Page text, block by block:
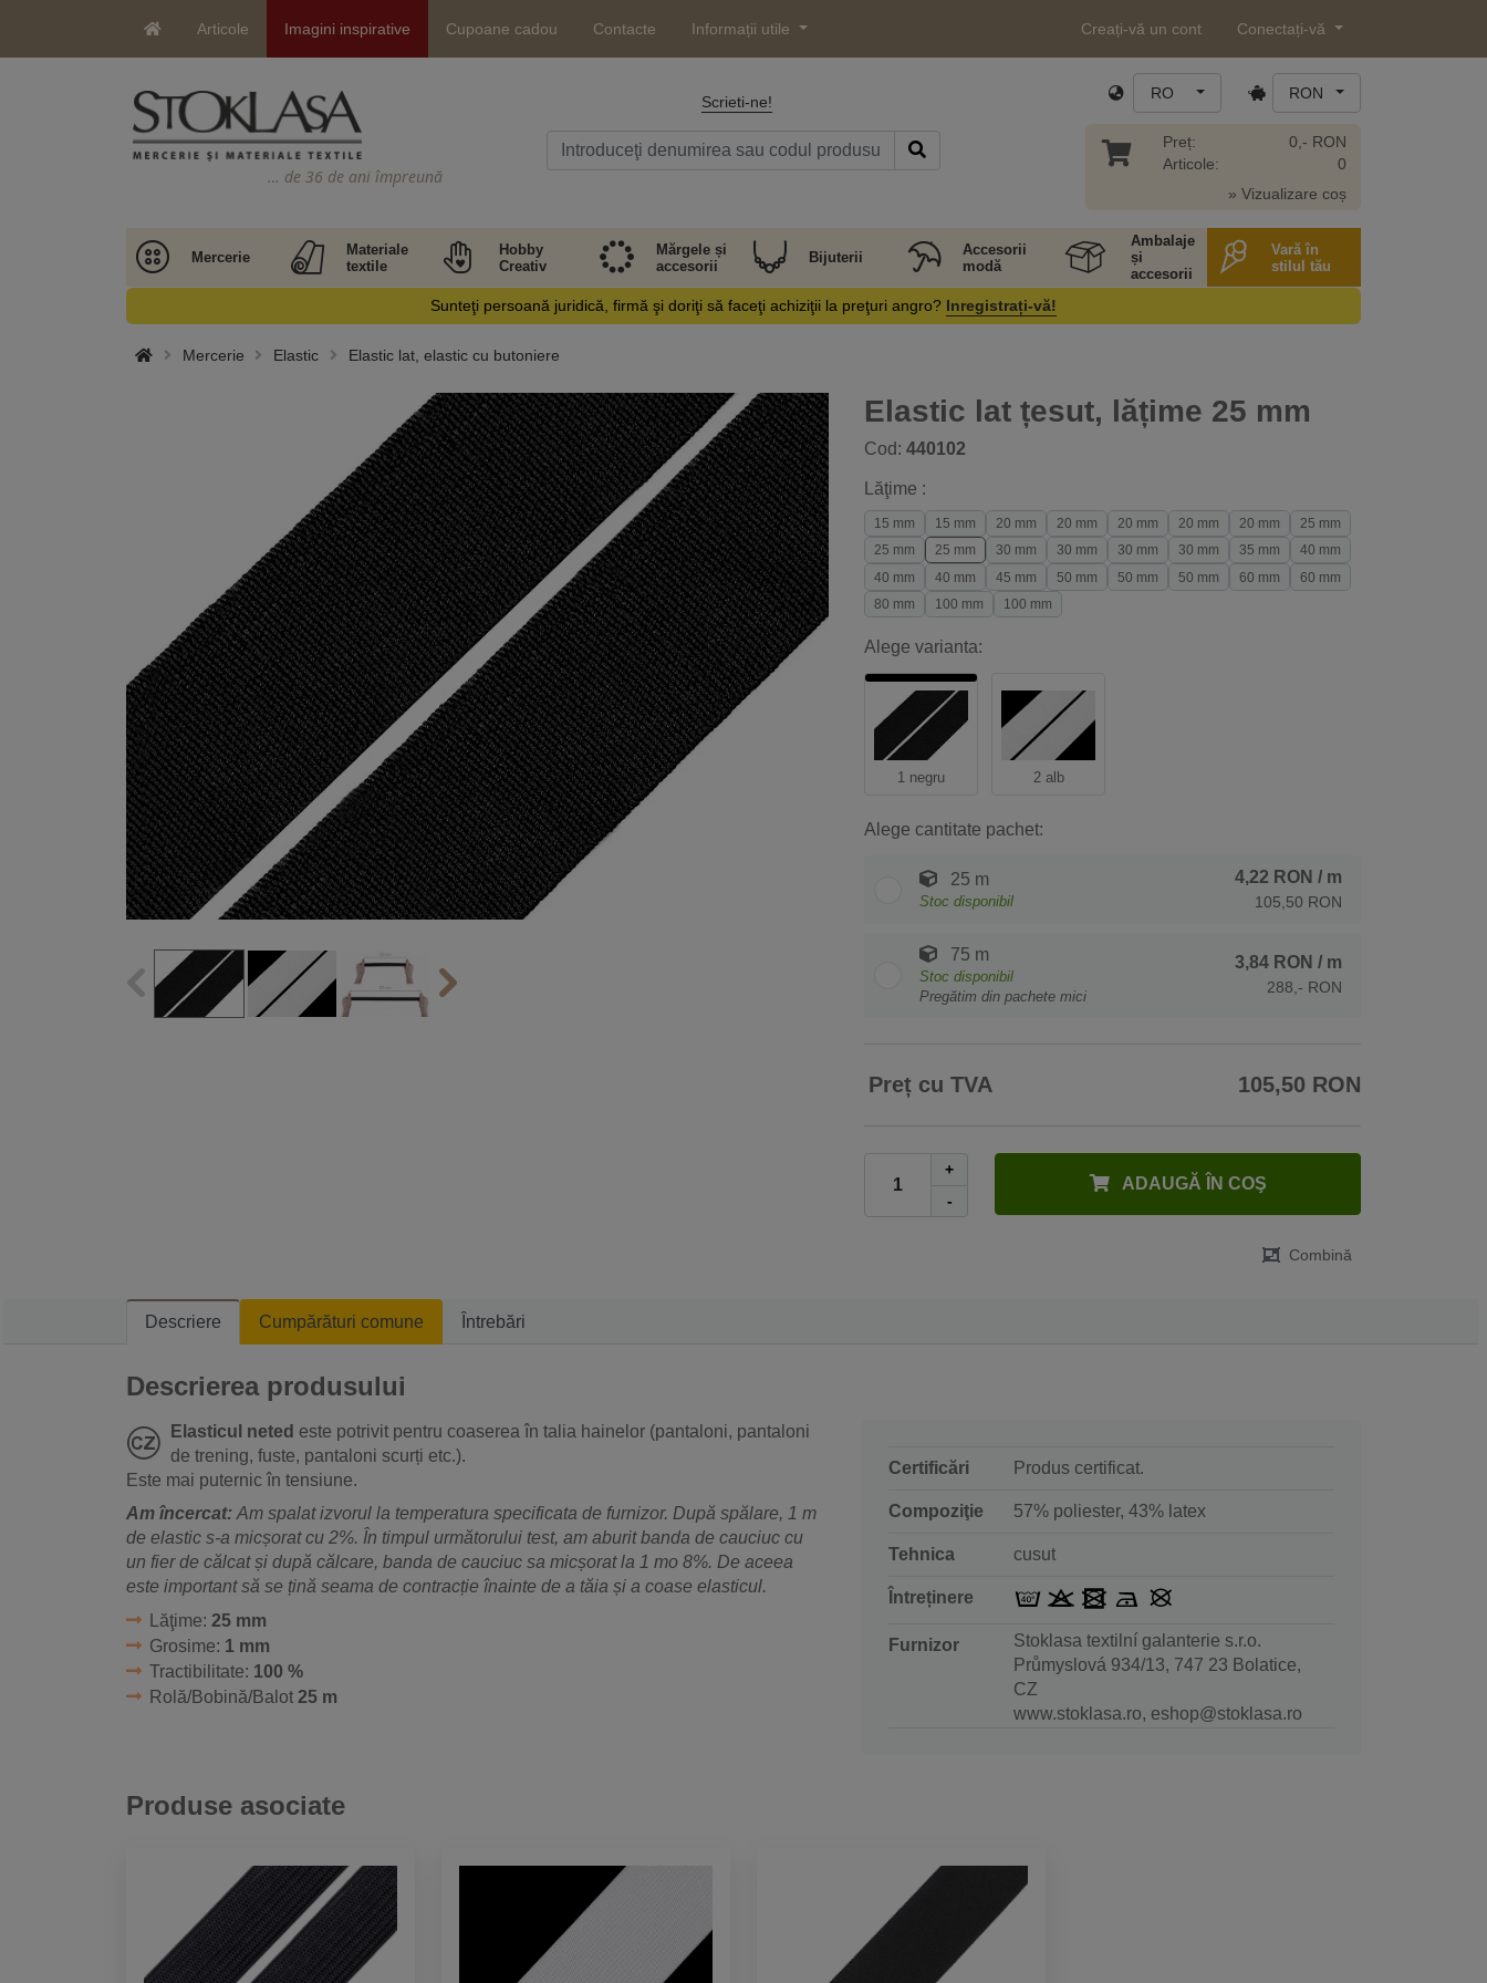
Articole Imagini inspirative Cupoane cadou Contacte Informații utile Creați-vă un cont Conectați-vă
… de 36 de ani împreună
Scrieti-ne! RO RON
Preț:
Articole:
0,- RON
0
» Vizualizare coș
Mercerie
Materiale
textile
Hobby
Creativ
Mărgele și
accesorii
Bijuterii
Accesorii
modă
Ambalaje
și
accesorii
Vară în
stilul tău
Sunteţi persoană juridică, firmă şi doriţi să faceţi achiziţii la preţuri angro? Inregistrați-vă!
Mercerie Elastic Elastic lat, elastic cu butoniere
Elastic lat țesut, lățime 25 mm
Cod: 440102
Lăţime :
15 mm 15 mm 20 mm 20 mm 20 mm 20 mm 20 mm
25 mm
25 mm
25 mm 30 mm 30 mm 30 mm 30 mm 35 mm
40 mm
40 mm
40 mm 45 mm 50 mm 50 mm 50 mm 60 mm
60 mm
80 mm
100 mm 100 mm
Alege varianta:
1 negru 2 alb
Alege cantitate pachet:
25 m
Stoc disponibil
4,22 RON / m
105,50 RON
75 m
Stoc disponibil
Pregătim din pachete mici
3,84 RON / m
288,- RON
Preț cu TVA 105,50 RON
+
-
ADAUGĂ ÎN COŞ
Combină
Descriere Cumpărături comune Întrebări
Descrierea produsului
Elasticul neted este potrivit pentru coaserea în talia hainelor (pantaloni, pantaloni
de trening, fuste, pantaloni scurți etc.).
Este mai puternic în tensiune.
Am încercat: Am spalat izvorul la temperatura specificata de furnizor. După spălare, 1 m
de elastic s-a micșorat cu 2%. În timpul următorului test, am aburit banda de cauciuc cu
un fier de călcat și după călcare, banda de cauciuc sa micșorat la 1 mo 8%. De aceea
este important să se țină seama de contracție înainte de a tăia și a coase elasticul.
Lăţime: 25 mm
Grosime: 1 mm
Tractibilitate: 100 %
Rolă/Bobină/Balot 25 m
Certificări Produs certificat.
Compoziţie 57% poliester, 43% latex
Tehnica cusut
Întreținere
Furnizor
Stoklasa textilní galanterie s.r.o.
Průmyslová 934/13, 747 23 Bolatice,
CZ
www.stoklasa.ro, eshop@stoklasa.ro
Produse asociate